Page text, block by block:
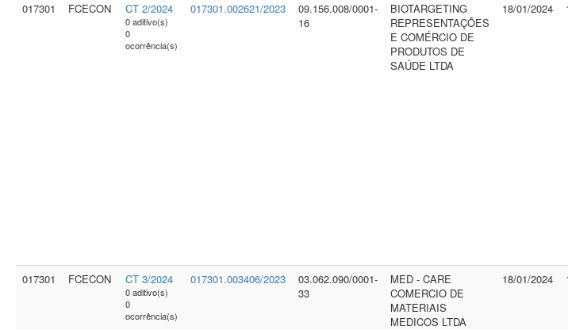
017301 FCECON CT 2/2024
0 aditivo(s)
0
ocorrência(s)
017301.002621/2023
09.156.008/0001-
16
BIOTARGETING
REPRESENTAÇÕES
E COMÉRCIO DE
PRODUTOS DE
SAÚDE LTDA
18/01/2024
017301 FCECON CT 3/2024
0 aditivo(s)
0
ocorrência(s)
017301.003406/2023
03.062.090/0001-
33
MED - CARE
COMERCIO DE
MATERIAIS
MEDICOS LTDA
18/01/2024